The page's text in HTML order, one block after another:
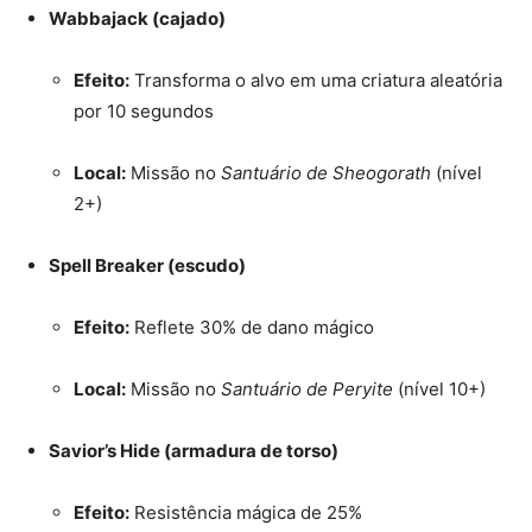
Wabbajack (cajado)
Efeito: Transforma o alvo em uma criatura aleatória
por 10 segundos
Local: Missão no Santuário de Sheogorath (nível
2+)
Spell Breaker (escudo)
Efeito: Reflete 30% de dano mágico
Local: Missão no Santuário de Peryite (nível 10+)
Savior’s Hide (armadura de torso)
Efeito: Resistência mágica de 25%